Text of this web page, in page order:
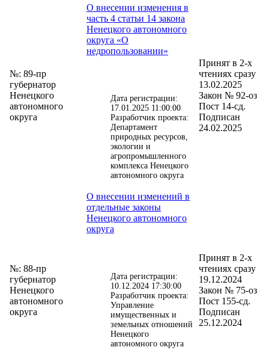
№: 89-пр
губернатор
Ненецкого
автономного
округа
О внесении изменения в
часть 4 статьи 14 закона
Ненецкого автономного
округа «О
недропользовании»
Дата регистрации:
17.01.2025 11:00:00
Разработчик проекта:
Департамент
природных ресурсов,
экологии и
агропромышленного
комплекса Ненецкого
автономного округа
Принят в 2-х
чтениях сразу
13.02.2025
Закон № 92-оз
Пост 14-сд.
Подписан
24.02.2025
№: 88-пр
губернатор
Ненецкого
автономного
округа
О внесении изменений в
отдельные законы
Ненецкого автономного
округа
Дата регистрации:
10.12.2024 17:30:00
Разработчик проекта:
Управление
имущественных и
земельных отношений
Ненецкого
автономного округа
Принят в 2-х
чтениях сразу
19.12.2024
Закон № 75-оз
Пост 155-сд.
Подписан
25.12.2024